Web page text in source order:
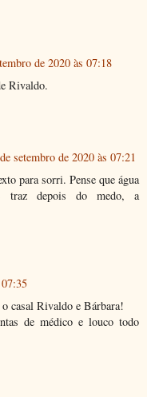
de 2020 às 07:18
Rivaldo.
setembro de 2020 às 07:21
para sorri. Pense que água
traz depois do medo, a
casal Rivaldo e Bárbara!
de médico e louco todo